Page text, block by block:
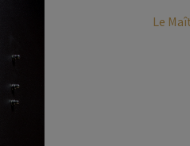
Le